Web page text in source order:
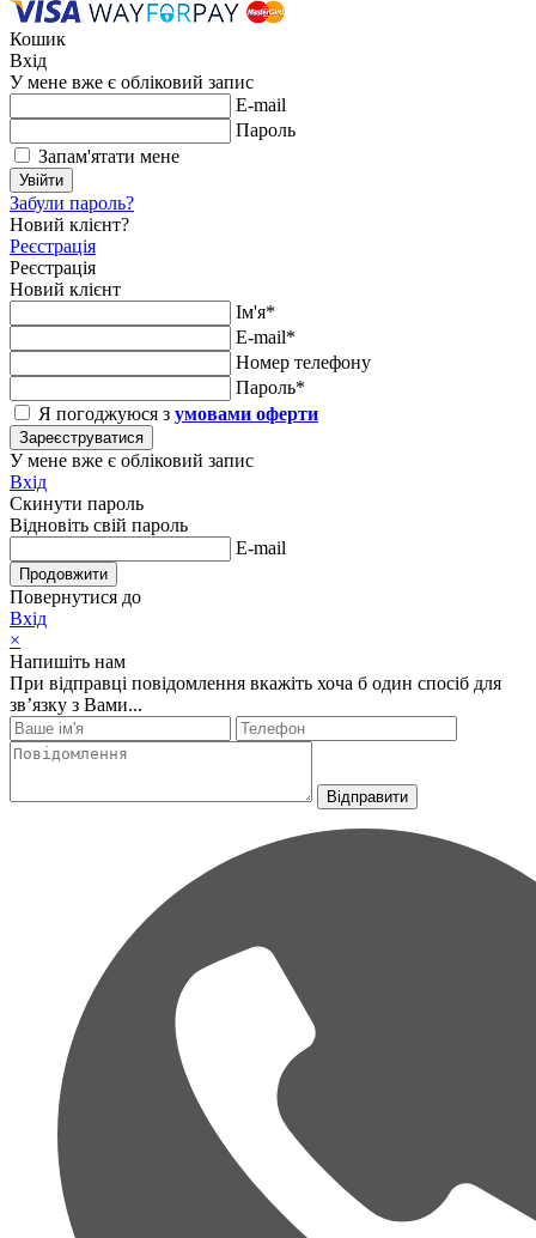
Кошик
Вхід
У мене вже є обліковий запис
E-mail
Пароль
Запам'ятати мене
Увійти
Забули пароль?
Новий клієнт?
Реєстрація
Реєстрація
Новий клієнт
Ім'я*
E-mail*
Номер телефону
Пароль*
Я погоджуюся з умовами оферти
Зареєструватися
У мене вже є обліковий запис
Вхід
Скинути пароль
Відновіть свій пароль
E-mail
Продовжити
Повернутися до
Вхід
×
Напишіть нам
При відправці повідомлення вкажіть хоча б один спосіб для
зв’язку з Вами...
Відправити